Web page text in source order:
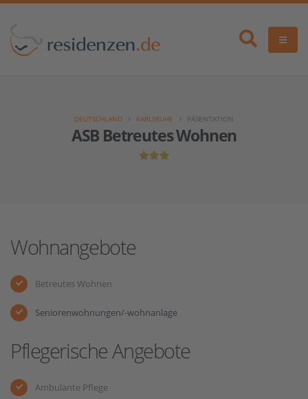
ASB Betreutes Wohnen
DEUTSCHLAND KARLSRUHE PÄSENTATION
Wohnangebote
Betreutes Wohnen
Seniorenwohnungen/-wohnanlage
Pflegerische Angebote
Ambulante Pflege